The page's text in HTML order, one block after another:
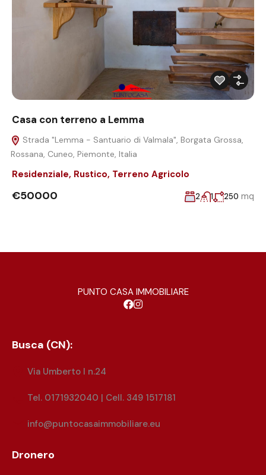
Casa con terreno a Lemma
Strada "Lemma - Santuario di Valmala", Borgata Grossa,
Rossana, Cuneo, Piemonte, Italia
Residenziale, Rustico, Terreno Agricolo
€50000 2 1 250 mq
PUNTO CASA IMMOBILIARE
Busca (CN):
Via Umberto I n.24
Tel. 0171932040 | Cell. 349 1517181
info@puntocasaimmobiliare.eu
Dronero